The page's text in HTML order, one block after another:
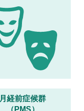
月経前症候群
（PMS）